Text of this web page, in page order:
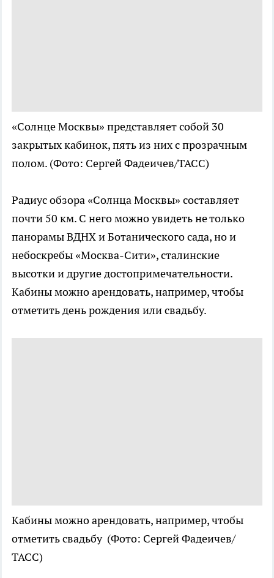
«Солнце Москвы» представляет собой 30
закрытых кабинок, пять из них с прозрачным
полом. (Фото: Сергей Фадеичев/ТАСС)
Радиус обзора «Солнца Москвы» составляет
почти 50 км. С него можно увидеть не только
панорамы ВДНХ и Ботанического сада, но и
небоскребы «Москва-Сити», сталинские
высотки и другие достопримечательности.
Кабины можно арендовать, например, чтобы
отметить день рождения или свадьбу.
Кабины можно арендовать, например, чтобы
отметить свадьбу (Фото: Сергей Фадеичев/
ТАСС)